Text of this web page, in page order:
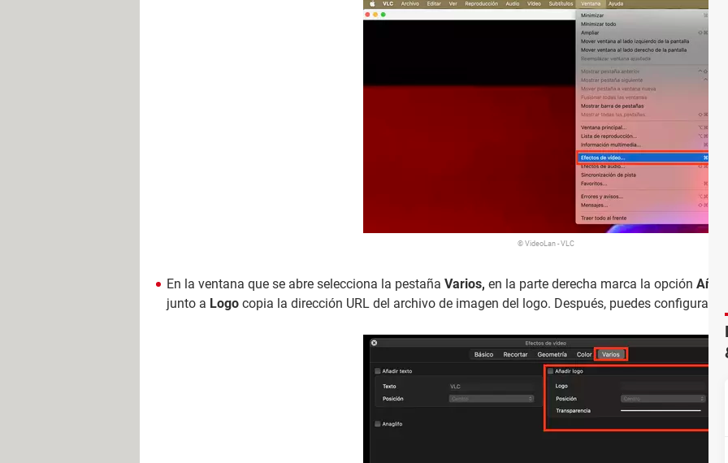
© VideoLan - VLC
En la ventana que se abre selecciona la pestaña Varios, en la parte derecha marca la opción
junto a Logo copia la dirección URL del archivo de imagen del logo. Después, puedes configurar la